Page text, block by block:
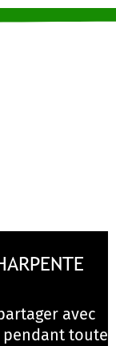
avec
pendant toute